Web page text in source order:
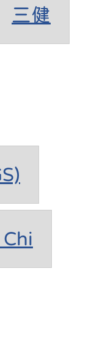
三健